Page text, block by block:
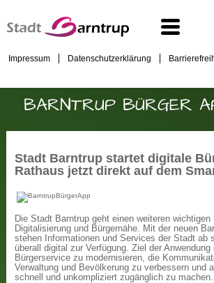
Impressum Datenschutzerklärung
BARNTRUP BÜRGER
Stadt Barntrup startet digitale
Rathaus jetzt direkt auf dem
Die Stadt Barntrup geht einen weiteren
Digitalisierung und Bürgernähe. Mit der neuen
stehen Informationen und Services der Stadt ab
überall digital zur Verfügung. Ziel der
Bürgerservice zu modernisieren, die
Verwaltung und Bevölkerung zu verbessern und
schnell und unkompliziert zugänglich zu machen.